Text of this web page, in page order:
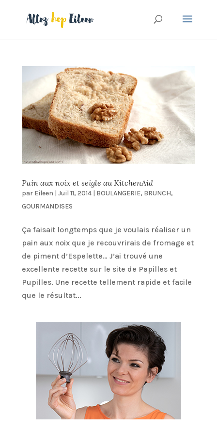
Pain aux noix et seigle au KitchenAid
par Eileen | Juil 11, 2014| BOULANGERIE, BRUNCH,
GOURMANDISES
Ça faisait longtemps que je voulais réaliser un
pain aux noix que je recouvrirais de fromage et
de piment d’Espelette… J’ai trouvé une
excellente recette sur le site de Papilles et
Pupilles. Une recette tellement rapide et facile
que le résultat...